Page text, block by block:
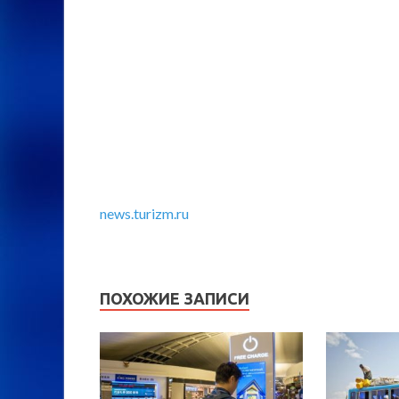
news.turizm.ru
ПОХОЖИЕ ЗАПИСИ